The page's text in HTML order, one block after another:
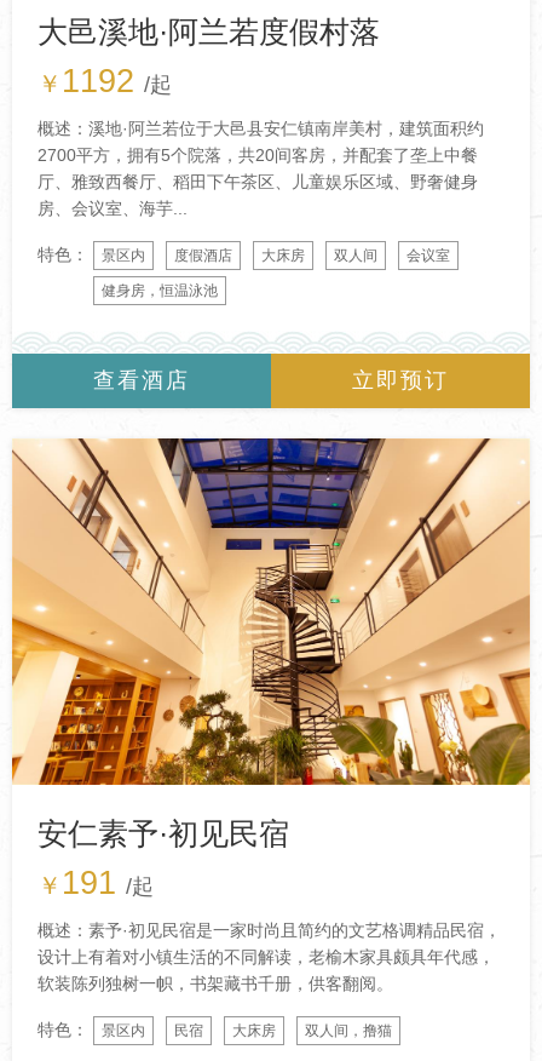
大邑溪地·阿兰若度假村落
￥ 1192/起
概述：溪地·阿兰若位于大邑县安仁镇南岸美村，建筑面积约
2700平方，拥有5个院落，共20间客房，并配套了垄上中餐
厅、雅致西餐厅、稻田下午茶区、儿童娱乐区域、野奢健身
房、会议室、海芋...
特色： 景区内 度假酒店 大床房 双人间 会议室
健身房，恒温泳池
查看酒店 立即预订
安仁素予·初见民宿
￥ 191/起
概述：素予·初见民宿是一家时尚且简约的文艺格调精品民宿，
设计上有着对小镇生活的不同解读，老榆木家具颇具年代感，
软装陈列独树一帜，书架藏书千册，供客翻阅。
特色： 景区内 民宿 大床房 双人间，撸猫